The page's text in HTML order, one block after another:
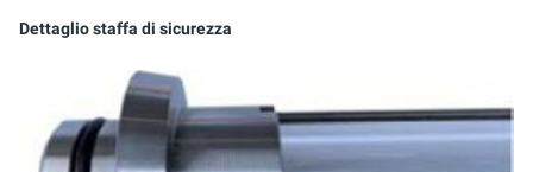
Dettaglio staffa di sicurezza